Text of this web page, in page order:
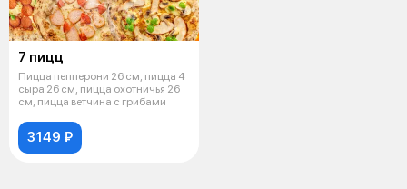
7 пицц
Пицца пепперони 26 см, пицца 4
сыра 26 см, пицца охотничья 26
см, пицца ветчина с грибами
3149 ₽